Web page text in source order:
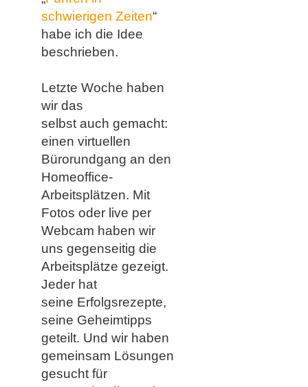
schwierigen Zeiten“
habe ich die Idee
beschrieben.
​​Letzte Woche haben
wir das
selbst auch gemacht:
einen virtuellen
Bürorundgang an den
Homeoffice-
Arbeitsplätzen. Mit
Fotos oder live per
Webcam haben wir
uns gegenseitig die
Arbeitsplätze gezeigt.
Jeder hat
seine Erfolgsrezepte,
seine Geheimtipps
geteilt. Und wir haben
gemeinsam Lösungen
gesucht für